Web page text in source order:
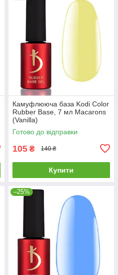
Камуфлююча база Kodi Color
Rubber Base, 7 мл Macarons
(Vanilla)
Готово до відправки
105 ₴ 140 ₴
Купити
–25%